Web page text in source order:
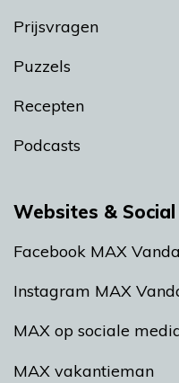
Prijsvragen
Puzzels
Recepten
Podcasts
Websites & Social
Facebook MAX
Instagram MAX
MAX op sociale
MAX vakantieman